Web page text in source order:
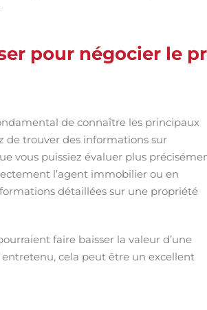
pour négocier le
de connaître les principaux
de trouver des informations sur
vous puissiez évaluer plus
l’agent immobilier ou en
détaillées sur une propriété
faire baisser la valeur d’une
cela peut être un excellent